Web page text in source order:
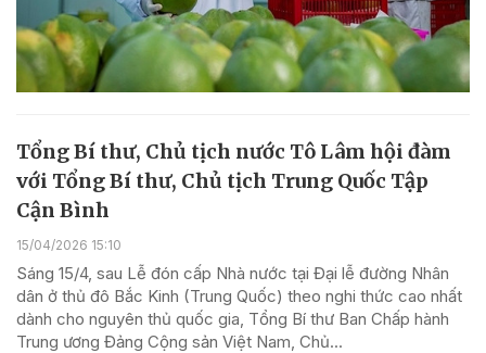
Tổng Bí thư, Chủ tịch nước Tô Lâm hội đàm
với Tổng Bí thư, Chủ tịch Trung Quốc Tập
Cận Bình
15/04/2026 15:10
Sáng 15/4, sau Lễ đón cấp Nhà nước tại Đại lễ đường Nhân
dân ở thủ đô Bắc Kinh (Trung Quốc) theo nghi thức cao nhất
dành cho nguyên thủ quốc gia, Tổng Bí thư Ban Chấp hành
Trung ương Đảng Cộng sản Việt Nam, Chủ...